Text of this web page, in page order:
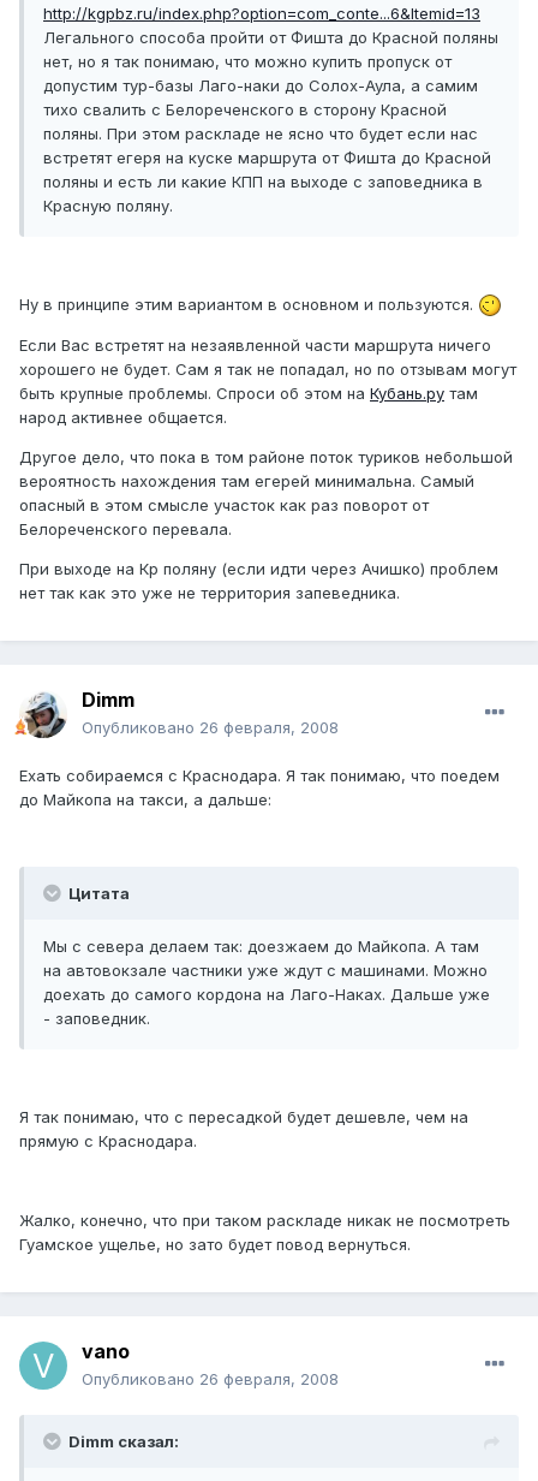
http://kgpbz.ru/index.php?option=com_conte...6&Itemid=13
Легального способа пройти от Фишта до Красной поляны
нет, но я так понимаю, что можно купить пропуск от
допустим тур-базы Лаго-наки до Солох-Аула, а самим
тихо свалить с Белореченского в сторону Красной
поляны. При этом раскладе не ясно что будет если нас
встретят егеря на куске маршрута от Фишта до Красной
поляны и есть ли какие КПП на выходе с заповедника в
Красную поляну.
Ну в принципе этим вариантом в основном и пользуются.
Если Вас встретят на незаявленной части маршрута ничего
хорошего не будет. Сам я так не попадал, но по отзывам могут
быть крупные проблемы. Спроси об этом на Кубань.ру там
народ активнее общается.
Другое дело, что пока в том районе поток туриков небольшой
вероятность нахождения там егерей минимальна. Самый
опасный в этом смысле участок как раз поворот от
Белореченского перевала.
При выходе на Кр поляну (если идти через Ачишко) проблем
нет так как это уже не территория запеведника.
Dimm
Опубликовано 26 февраля, 2008
Ехать собираемся с Краснодара. Я так понимаю, что поедем
до Майкопа на такси, а дальше:
Цитата
Мы с севера делаем так: доезжаем до Майкопа. А там
на автовокзале частники уже ждут с машинами. Можно
доехать до самого кордона на Лаго-Наках. Дальше уже
- заповедник.
Я так понимаю, что с пересадкой будет дешевле, чем на
прямую с Краснодара.
Жалко, конечно, что при таком раскладе никак не посмотреть
Гуамское ущелье, но зато будет повод вернуться.
vano
Опубликовано 26 февраля, 2008
Dimm сказал: